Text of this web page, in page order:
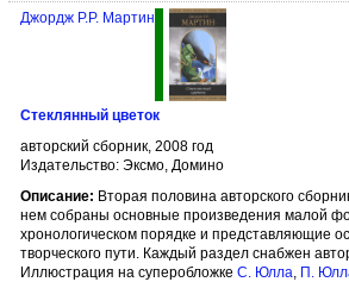
Джордж Р.Р. Мартин
Стеклянный цветок
авторский сборник, 2008 год
Издательство: Эксмо, Домино
Описание: Вторая половина авторского
нем собраны основные произведения малой
хронологическом порядке и представляющие
творческого пути. Каждый раздел снабжен
Иллюстрация на суперобложке С. Юлла, П.